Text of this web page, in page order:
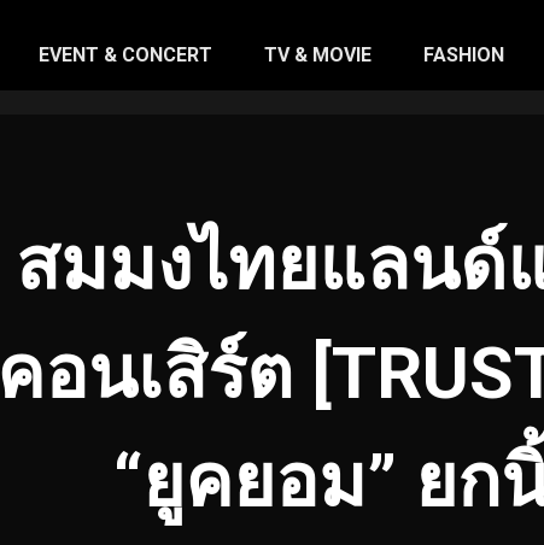
EVENT & CONCERT TV & MOVIE FASHION
สมมงไทยแลนด์
คอนเสิร์ต
“ยูคยอม” ยก